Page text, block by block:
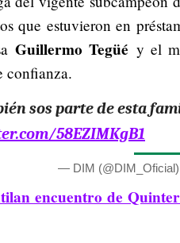
que estuvieron en
Guillermo Tegüé y el
confianza.
sos parte de esta
58EZIMKgB1
— DIM (@DIM_Oficial)
encuentro de